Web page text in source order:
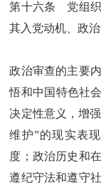
第十六条 党组织
其入党动机、政
政治审查的主要
悟和中国特色社
决定性意义，增
维护”的现实表
度；政治历史和
遵纪守法和遵守